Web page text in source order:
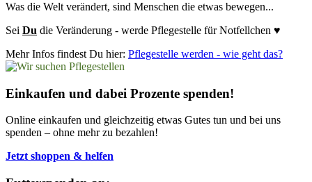
Was die Welt verändert, sind Menschen die etwas bewegen...
Sei Du die Veränderung - werde Pflegestelle für Notfellchen ♥
Mehr Infos findest Du hier: Pflegestelle werden - wie geht das?
Einkaufen und dabei Prozente spenden!
Online einkaufen und gleichzeitig etwas Gutes tun und bei uns
spenden – ohne mehr zu bezahlen!
Jetzt shoppen & helfen